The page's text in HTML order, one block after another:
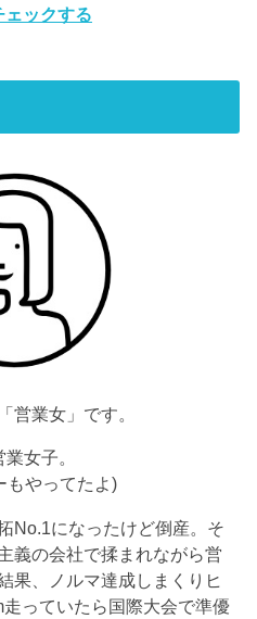
ェックする
営業女」です。
女子。
もやってたよ)
No.1になったけど倒産。そ
義の会社で揉まれながら営
果、ノルマ達成しまくりヒ
っていたら国際大会で準優